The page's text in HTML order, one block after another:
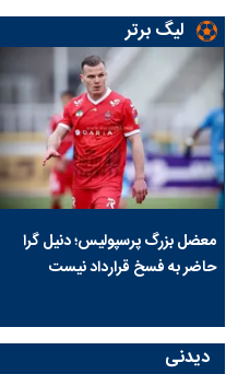
لیگ برتر
معضل بزرگ پرسپولیس؛ دنیل گرا
حاضر به فسخ قرارداد نیست
دیدنی